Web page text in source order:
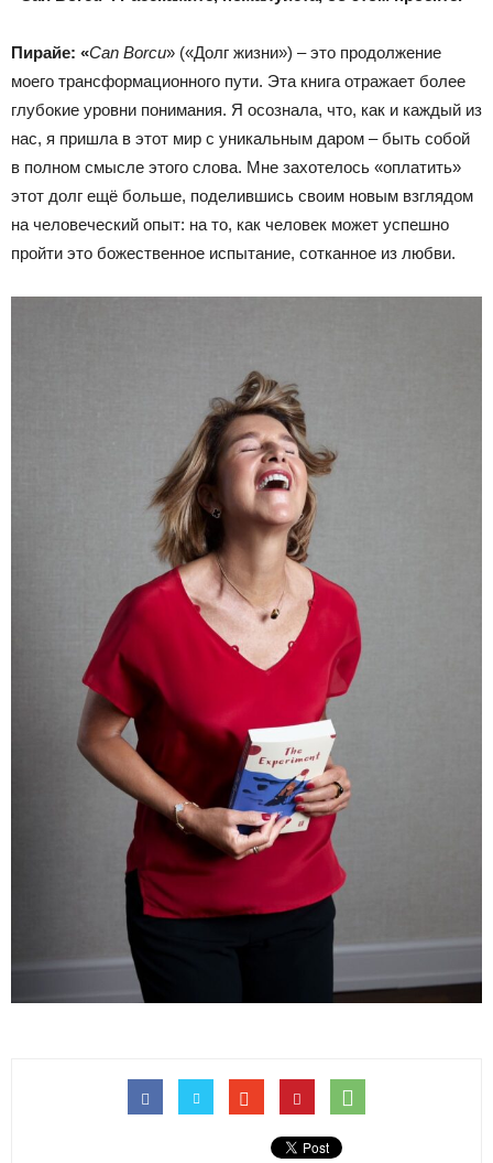
Пирайе: «Can Borcu» («Долг жизни») – это продолжение
моего трансформационного пути. Эта книга отражает более
глубокие уровни понимания. Я осознала, что, как и каждый из
нас, я пришла в этот мир с уникальным даром – быть собой
в полном смысле этого слова. Мне захотелось «оплатить»
этот долг ещё больше, поделившись своим новым взглядом
на человеческий опыт: на то, как человек может успешно
пройти это божественное испытание, сотканное из любви.